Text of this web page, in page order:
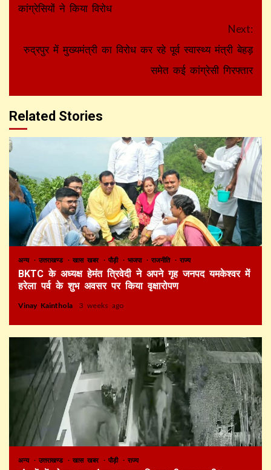
Reading
कांग्रेसियों ने किया विरोध
Next:
रुद्रपुर में मुख्यमंत्री का विरोध कर रहे पूर्व स्वास्थ्य मंत्री बेहड़
समेत कई कांग्रेसी गिरफ्तार
Related Stories
अन्य उत्तराखण्ड खास खबर पौड़ी भाजपा राजनीति राज्य
BKTC के अध्यक्ष हेमंत त्रिवेदी ने अपने गृह जनपद यमकेश्वर में
हरेला पर्व के शुभ अवसर पर किया वृक्षारोपण
Vinay Kainthola 3 weeks ago
अन्य उत्तराखण्ड खास खबर पौड़ी राज्य